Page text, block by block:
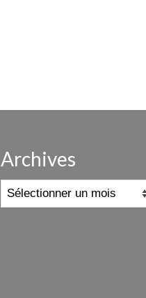
Archives
Archives